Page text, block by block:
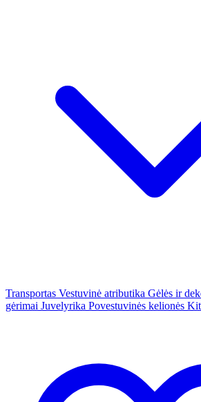
Transportas Vestuvinė atributika Gėlės ir
gėrimai Juvelyrika Povestuvinės kelionės